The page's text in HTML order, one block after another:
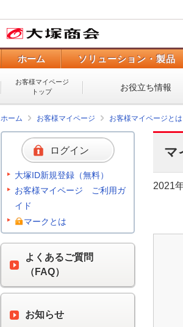
ホーム ソリューション・製品
お客様マイページ
トップ
お役立ち情報
ホーム お客様マイページ お客様マイページとは
マ
2021
ログイン
大塚ID新規登録（無料）
お客様マイページ ご利用ガ
イド
マークとは
よくあるご質問
（FAQ）
お知らせ